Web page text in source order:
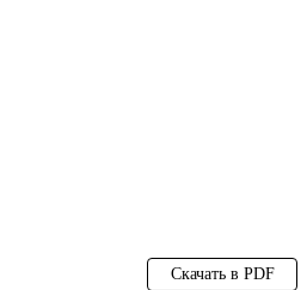
Скачать в PDF